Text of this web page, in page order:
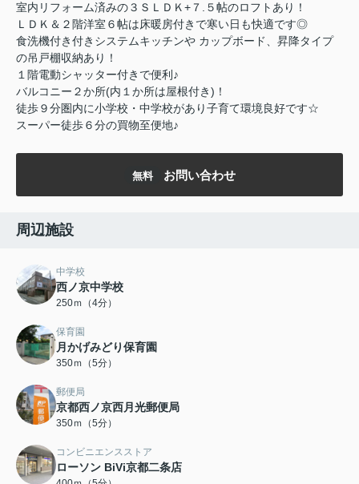
室内リフォーム済みの３ＳＬＤＫ+７.５帖のロフトあり！
ＬＤＫ＆２階洋室６帖は床暖房付きで寒い日も快適です◎
食洗機付き付きシステムキッチンや カップボード、昇降タイプ
の吊戸棚収納あり！
１階電動シャッター付きで便利♪
バルコニー２か所(内１か所は屋根付き)！
徒歩９分圏内に小学校・中学校があり子育て環境良好です☆
スーパー徒歩６分の買物至便地♪
無料 お問い合わせ
周辺施設
中学校
西ノ京中学校
250ｍ（4分）
保育園
月かげみどり保育園
350ｍ（5分）
郵便局
京都西ノ京西月光郵便局
350ｍ（5分）
コンビニエンスストア
ローソン BiVi京都二条店